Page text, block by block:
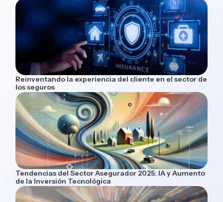
Reinventando la experiencia del cliente en el sector de
los seguros
Tendencias del Sector Asegurador 2025: IA y Aumento
de la Inversión Tecnológica